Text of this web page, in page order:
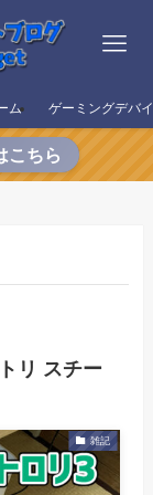
ム ゲーミングデバ
こちら
リ スチー
雑記